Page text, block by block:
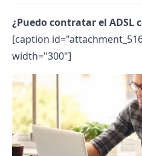
¿Puedo contratar el ADSL
[caption
width="300"]